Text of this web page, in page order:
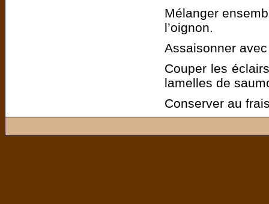
Mélanger
l’oignon.
Assaisonner
Couper les
lamelles de
Conserver au